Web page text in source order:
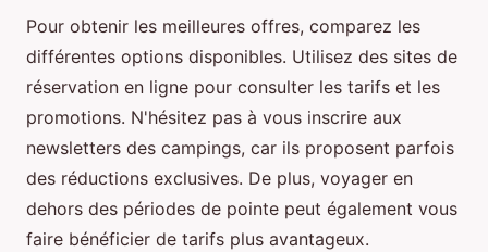
Pour obtenir les meilleures offres, comparez les
différentes options disponibles. Utilisez des sites de
réservation en ligne pour consulter les tarifs et les
promotions. N'hésitez pas à vous inscrire aux
newsletters des campings, car ils proposent parfois
des réductions exclusives. De plus, voyager en
dehors des périodes de pointe peut également vous
faire bénéficier de tarifs plus avantageux.